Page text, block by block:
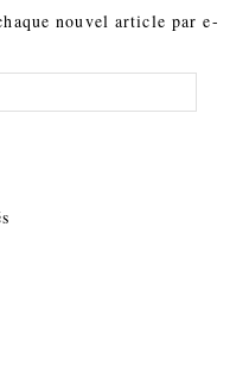
nouvel article par e-